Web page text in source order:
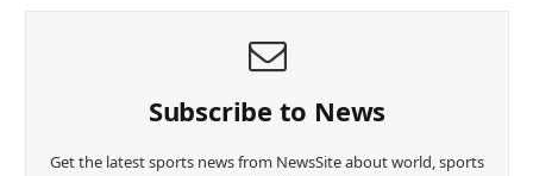
Subscribe to News
Get the latest sports news from NewsSite about world, sports